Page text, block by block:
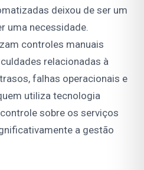
deixou de ser um
uma necessidade.
controles manuais
relacionadas à
falhas operacionais e
utiliza tecnologia
sobre os serviços
a gestão